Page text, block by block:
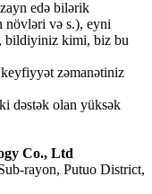
edə bilərik
növləri və s.), eyni
bildiyiniz kimi, biz bu
keyfiyyət zəmanətiniz
dəstək olan yüksək
Co., Ltd
rayon, Putuo District,